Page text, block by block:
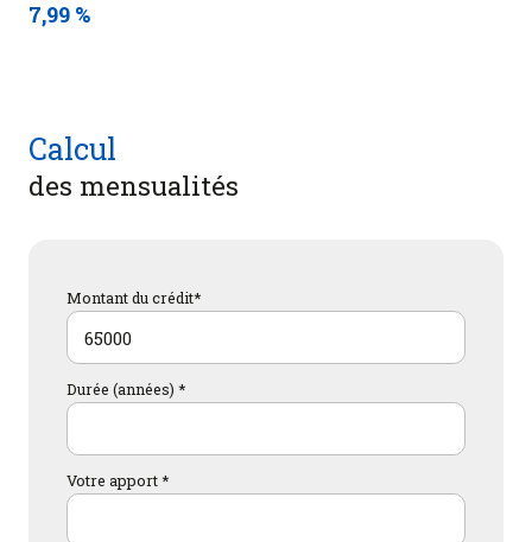
7,99 %
Calcul
des mensualités
Montant du crédit*
Durée (années) *
Votre apport *